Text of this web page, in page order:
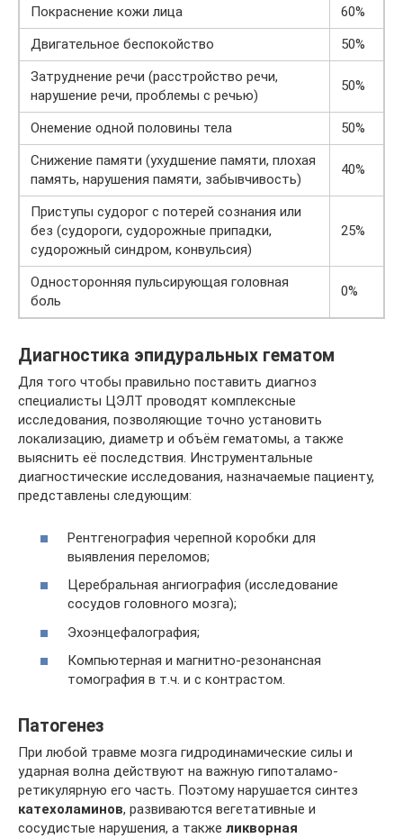
Покраснение кожи лица
60%
Двигательное беспокойство
50%
Затруднение речи (расстройство речи,
нарушение речи, проблемы с речью)
50%
Онемение одной половины тела
50%
Снижение памяти (ухудшение памяти, плохая
память, нарушения памяти, забывчивость)
40%
Приступы судорог с потерей сознания или
без (судороги, судорожные припадки,
судорожный синдром, конвульсия)
25%
Односторонняя пульсирующая головная
боль
0%
Диагностика эпидуральных гематом
Для того чтобы правильно поставить диагноз
специалисты ЦЭЛТ проводят комплексные
исследования, позволяющие точно установить
локализацию, диаметр и объём гематомы, а также
выяснить её последствия. Инструментальные
диагностические исследования, назначаемые пациенту,
представлены следующим:
Рентгенография черепной коробки для
выявления переломов;
Церебральная ангиография (исследование
сосудов головного мозга);
Эхоэнцефалография;
Компьютерная и магнитно-резонансная
томография в т.ч. и с контрастом.
Патогенез
При любой травме мозга гидродинамические силы и
ударная волна действуют на важную гипоталамо-
ретикулярную его часть. Поэтому нарушается синтез
катехоламинов, развиваются вегетативные и
сосудистые нарушения, а также ликворная